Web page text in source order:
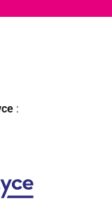
: